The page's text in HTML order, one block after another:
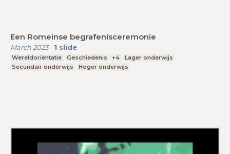
Een Romeinse begrafenisceremonie
March 2023- 1 slide
Wereldoriëntatie Geschiedenis +4
Lager onderwijs
Secundair onderwijs
Hoger onderwijs